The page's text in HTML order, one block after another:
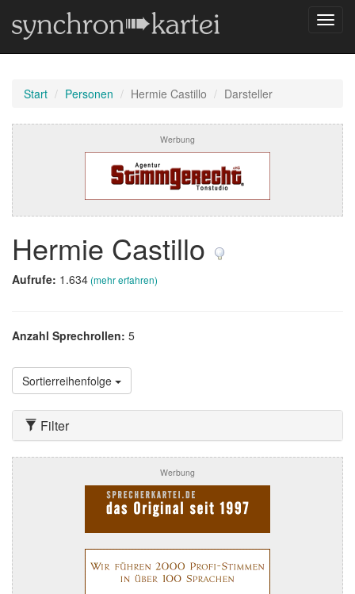
Start Personen Hermie Castillo Darsteller
Werbung
Hermie Castillo
Aufrufe: 1.634(mehr erfahren)
Anzahl Sprechrollen: 5
Sortierreihenfolge
Filter
Werbung